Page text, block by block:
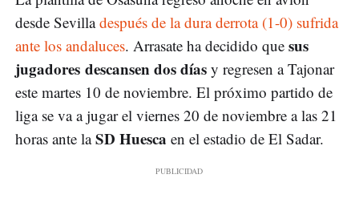
desde Sevilladespués de la dura derrota (1-0) sufrida
ante los andaluces. Arrasate ha decidido que sus
jugadores descansen dos días y regresen a Tajonar
este martes 10 de noviembre. El próximo partido de
liga se va a jugar el viernes 20 de noviembre a las 21
horas ante laSD Huesca en el estadio de El Sadar.